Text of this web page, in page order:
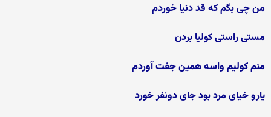
من چی بگم که قد دنیا خوردم
مستی راستی کولیا بردن
منم کولیم واسه همین جفت آوردم
یارو خیای مرد بود جای دونفر خورد